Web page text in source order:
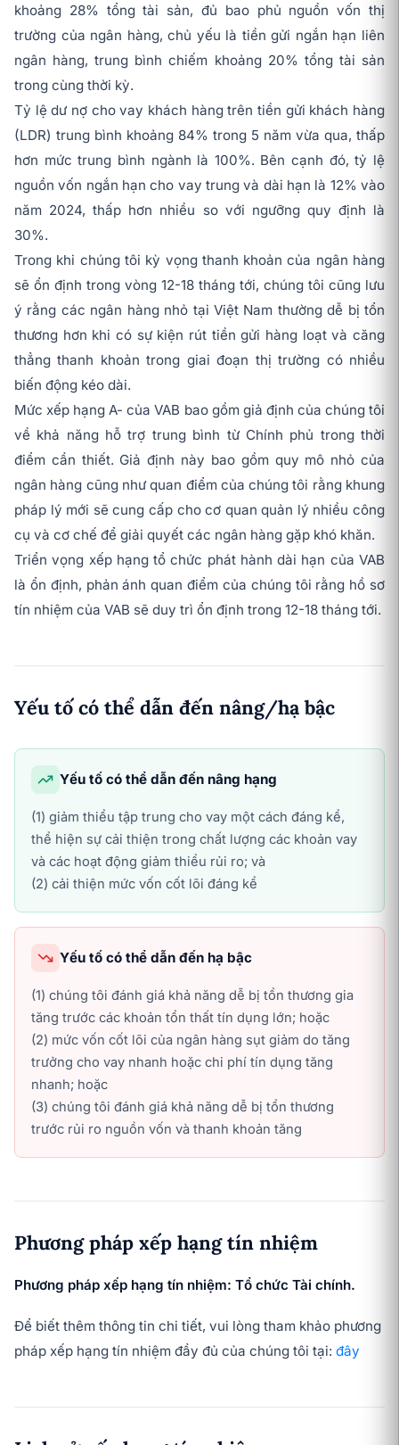
khoảng 28% tổng tài sản, đủ bao phủ nguồn vốn thị
trường của ngân hàng, chủ yếu là tiền gửi ngắn hạn liên
ngân hàng, trung bình chiếm khoảng 20% tổng tài sản
trong cùng thời kỳ.
Tỷ lệ dư nợ cho vay khách hàng trên tiền gửi khách hàng
(LDR) trung bình khoảng 84% trong 5 năm vừa qua, thấp
hơn mức trung bình ngành là 100%. Bên cạnh đó, tỷ lệ
nguồn vốn ngắn hạn cho vay trung và dài hạn là 12% vào
năm 2024, thấp hơn nhiều so với ngưỡng quy định là
30%.
Trong khi chúng tôi kỳ vọng thanh khoản của ngân hàng
sẽ ổn định trong vòng 12-18 tháng tới, chúng tôi cũng lưu
ý rằng các ngân hàng nhỏ tại Việt Nam thường dễ bị tổn
thương hơn khi có sự kiện rút tiền gửi hàng loạt và căng
thẳng thanh khoản trong giai đoạn thị trường có nhiều
biến động kéo dài.
Mức xếp hạng A- của VAB bao gồm giả định của chúng tôi
về khả năng hỗ trợ trung bình từ Chính phủ trong thời
điểm cần thiết. Giả định này bao gồm quy mô nhỏ của
ngân hàng cũng như quan điểm của chúng tôi rằng khung
pháp lý mới sẽ cung cấp cho cơ quan quản lý nhiều công
cụ và cơ chế để giải quyết các ngân hàng gặp khó khăn.
Triển vọng xếp hạng tổ chức phát hành dài hạn của VAB
là ổn định, phản ánh quan điểm của chúng tôi rằng hồ sơ
tín nhiệm của VAB sẽ duy trì ổn định trong 12-18 tháng tới.
Yếu tố có thể dẫn đến nâng/hạ bậc
Yếu tố có thể dẫn đến nâng hạng
(1) giảm thiểu tập trung cho vay một cách đáng kể,
thể hiện sự cải thiện trong chất lượng các khoản vay
và các hoạt động giảm thiểu rủi ro; và
(2) cải thiện mức vốn cốt lõi đáng kể
Yếu tố có thể dẫn đến hạ bậc
(1) chúng tôi đánh giá khả năng dễ bị tổn thương gia
tăng trước các khoản tổn thất tín dụng lớn; hoặc
(2) mức vốn cốt lõi của ngân hàng sụt giảm do tăng
trưởng cho vay nhanh hoặc chi phí tín dụng tăng
nhanh; hoặc
(3) chúng tôi đánh giá khả năng dễ bị tổn thương
trước rủi ro nguồn vốn và thanh khoản tăng
Phương pháp xếp hạng tín nhiệm
Phương pháp xếp hạng tín nhiệm: Tổ chức Tài chính.
Để biết thêm thông tin chi tiết, vui lòng tham khảo phương
pháp xếp hạng tín nhiệm đầy đủ của chúng tôi tại: đây